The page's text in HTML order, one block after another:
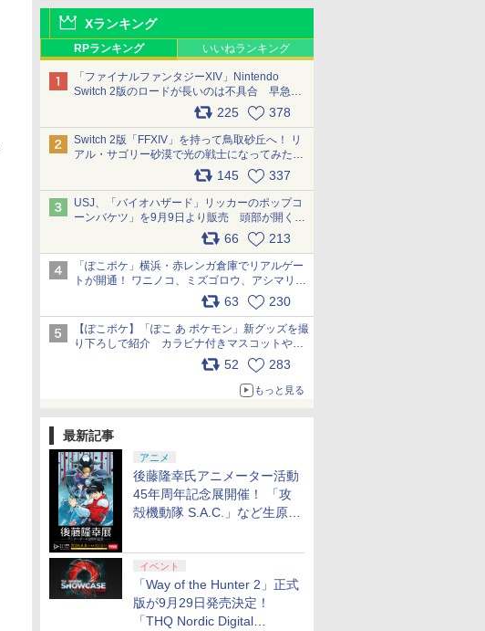
Xランキング
RPランキング いいねランキング
「ファイナルファンタジーXIV」Nintendo
Switch 2版のロードが長いのは不具合 早急に
アップデートできるよう対応中225 378
Switch 2版「FFXIV」を持って鳥取砂丘へ！ リ
アル・サゴリー砂漠で光の戦士になってみた
145 337
USJ、「バイオハザード」リッカーのポップコ
ーンバケツ」を9月9日より販売 頭部が開く仕
組み。味は恐怖を堪のう「味噌フレーバー」
66 213
「ぽこポケ」横浜・赤レンガ倉庫でリアルゲー
トが開通！ ワニノコ、ミズゴロウ、アシマリ登
場シーンをレポート pic.x.com/LDgEByVl6D
63 230
【ぽこポケ】「ぽこ あ ポケモン」新グッズを撮
り下ろしで紹介 カラビナ付きマスコットやス
52 283
もっと見る
最新記事
アニメ
後藤隆幸氏アニメーター活動
45年周年記念展開催！ 「攻
殻機動隊 S.A.C.」など生原
イベント
「Way of the Hunter 2」正式
版が9月29日発売決定！
「THQ Nordic Digital